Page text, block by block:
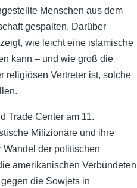
Menschen aus dem
gespalten. Darüber
wie leicht eine islamische
kann – und wie groß die
religiösen Vertreter ist, solche
Trade Center am 11.
Milizionäre und ihre
der politischen
amerikanischen Verbündeten
die Sowjets in